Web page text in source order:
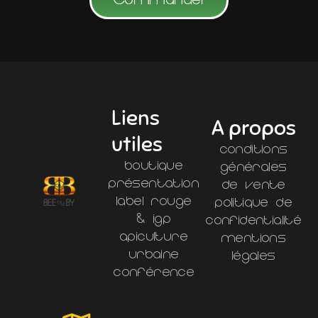
Liens
utiles
Boutique
Présentation
Label Rouge
& IGP
Apiculture
Urbaine
Conférence
A propos
Conditions
générales
de vente
Politique de
confidentialité
Mentions
légales